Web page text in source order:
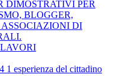
DIMOSTRATIVI PER
BLOGGER,
DI
1 esperienza del cittadino